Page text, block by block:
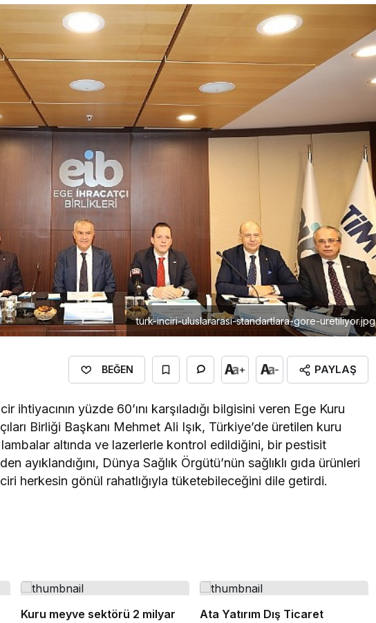
turk-inciri-uluslararasi-standartlara-gore-uretiliyor.jpg
BEĞEN + - PAYLAŞ
ihtiyacının yüzde 60’ını karşıladığı bilgisini veren Ege Kuru
Birliği Başkanı Mehmet Ali Işık, Türkiye’de üretilen kuru
altında ve lazerlerle kontrol edildiğini, bir pestisit
ayıklandığını, Dünya Sağlık Örgütü’nün sağlıklı gıda ürünleri
herkesin gönül rahatlığıyla tüketebileceğini dile getirdi.
Kuru meyve sektörü 2 milyar
Ata Yatırım Dış Ticaret